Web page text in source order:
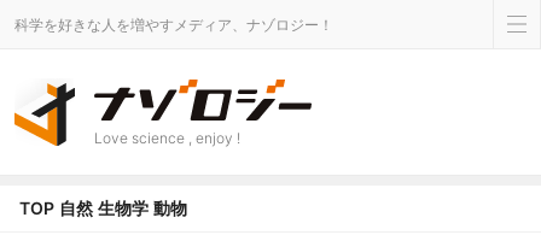
科学を好きな人を増やすメディア、ナゾロジー！
Love science , enjoy !
TOP 自然 生物学 動物